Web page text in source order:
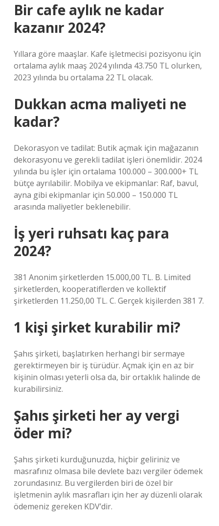
Bir cafe aylık ne kadar
kazanır 2024?
Yıllara göre maaşlar. Kafe işletmecisi pozisyonu için
ortalama aylık maaş 2024 yılında 43.750 TL olurken,
2023 yılında bu ortalama 22 TL olacak.
Dukkan acma maliyeti ne
kadar?
Dekorasyon ve tadilat: Butik açmak için mağazanın
dekorasyonu ve gerekli tadilat işleri önemlidir. 2024
yılında bu işler için ortalama 100.000 – 300.000+ TL
bütçe ayrılabilir. Mobilya ve ekipmanlar: Raf, bavul,
ayna gibi ekipmanlar için 50.000 – 150.000 TL
arasında maliyetler beklenebilir.
İş yeri ruhsatı kaç para
2024?
381 Anonim şirketlerden 15.000,00 TL. B. Limited
şirketlerden, kooperatiflerden ve kollektif
şirketlerden 11.250,00 TL. C. Gerçek kişilerden 381 7.
1 kişi şirket kurabilir mi?
Şahıs şirketi, başlatırken herhangi bir sermaye
gerektirmeyen bir iş türüdür. Açmak için en az bir
kişinin olması yeterli olsa da, bir ortaklık halinde de
kurabilirsiniz.
Şahıs şirketi her ay vergi
öder mi?
Şahıs şirketi kurduğunuzda, hiçbir geliriniz ve
masrafınız olmasa bile devlete bazı vergiler ödemek
zorundasınız. Bu vergilerden biri de özel bir
işletmenin aylık masrafları için her ay düzenli olarak
ödemeniz gereken KDV’dir.